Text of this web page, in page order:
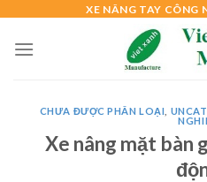
content
XE NÂNG TAY CÔNG
CHƯA ĐƯỢC PHÂN LOẠI
Xe nâng mặt bàn